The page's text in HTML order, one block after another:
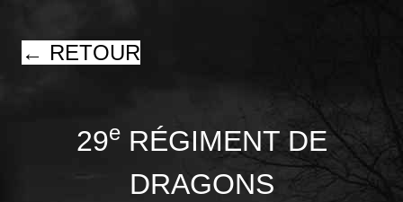
← RETOUR
29eRÉGIMENT DE
DRAGONS